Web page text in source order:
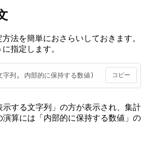
法を簡単におさらいしておきます。
指定します。
字列, 内部的に保持する数値) コピー
する文字列」の方が表示され、集計
算には「内部的に保持する数値」の